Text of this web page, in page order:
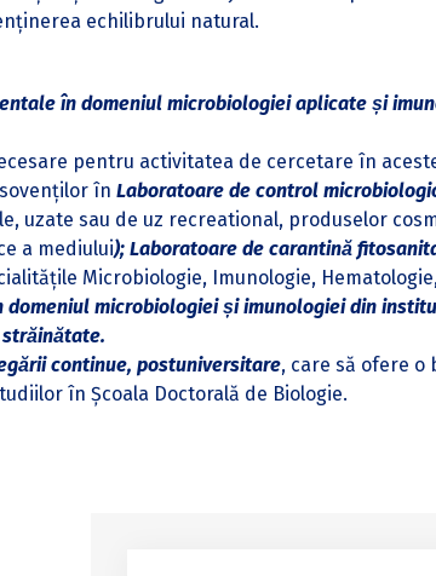
echilibrului natural.
în domeniul microbiologiei aplicate și
pentru activitatea de cercetare în
în Laboratoare de control
uzate sau de uz recreational, produselor
a mediului); Laboratoare de carantină
Microbiologie, Imunologie,
domeniul microbiologiei și imunologiei din
continue, postuniversitare, care să ofere o
în Școala Doctorală de Biologie.